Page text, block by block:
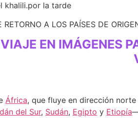
khalili.por la tarde
A LOS PAÍSES DE
EN IMÁGENES
África, que fluye en dirección
del Sur, Sudán, Egipto y Etiopía